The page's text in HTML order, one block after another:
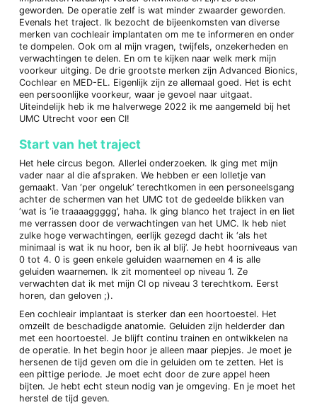
geworden. De operatie zelf is wat minder zwaarder geworden.
Evenals het traject. Ik bezocht de bijeenkomsten van diverse
merken van cochleair implantaten om me te informeren en onder
te dompelen. Ook om al mijn vragen, twijfels, onzekerheden en
verwachtingen te delen. En om te kijken naar welk merk mijn
voorkeur uitging. De drie grootste merken zijn Advanced Bionics,
Cochlear en MED-EL. Eigenlijk zijn ze allemaal goed. Het is echt
een persoonlijke voorkeur, waar je gevoel naar uitgaat.
Uiteindelijk heb ik me halverwege 2022 ik me aangemeld bij het
UMC Utrecht voor een CI!
Start van het traject
Het hele circus begon. Allerlei onderzoeken. Ik ging met mijn
vader naar al die afspraken. We hebben er een lolletje van
gemaakt. Van ‘per ongeluk’ terechtkomen in een personeelsgang
achter de schermen van het UMC tot de gedeelde blikken van
‘wat is ‘ie traaaaggggg’, haha. Ik ging blanco het traject in en liet
me verrassen door de verwachtingen van het UMC. Ik heb niet
zulke hoge verwachtingen, eerlijk gezegd dacht ik ‘als het
minimaal is wat ik nu hoor, ben ik al blij’. Je hebt hoorniveaus van
0 tot 4. 0 is geen enkele geluiden waarnemen en 4 is alle
geluiden waarnemen. Ik zit momenteel op niveau 1. Ze
verwachten dat ik met mijn CI op niveau 3 terechtkom. Eerst
horen, dan geloven ;).
Een cochleair implantaat is sterker dan een hoortoestel. Het
omzeilt de beschadigde anatomie. Geluiden zijn helderder dan
met een hoortoestel. Je blijft continu trainen en ontwikkelen na
de operatie. In het begin hoor je alleen maar piepjes. Je moet je
hersenen de tijd geven om die in geluiden om te zetten. Het is
een pittige periode. Je moet echt door de zure appel heen
bijten. Je hebt echt steun nodig van je omgeving. En je moet het
herstel de tijd geven.